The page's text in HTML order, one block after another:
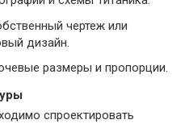
чертеж или
дизайн.
размеры и пропорции.
спроектировать